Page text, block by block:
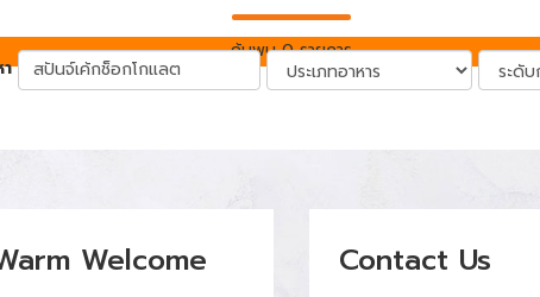
ค้นพบ 0 รายการ
Welcome Contact Us